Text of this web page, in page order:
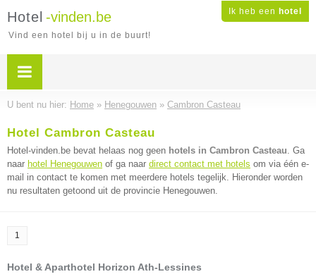
Ik heb een hotel
Hotel -vinden.be
Vind een hotel bij u in de buurt!
U bent nu hier: Home » Henegouwen » Cambron Casteau
Hotel Cambron Casteau
Hotel-vinden.be bevat helaas nog geen hotels in Cambron Casteau. Ga
naar hotel Henegouwen of ga naar direct contact met hotels om via één e-
mail in contact te komen met meerdere hotels tegelijk. Hieronder worden
nu resultaten getoond uit de provincie Henegouwen.
1
Hotel & Aparthotel Horizon Ath-Lessines